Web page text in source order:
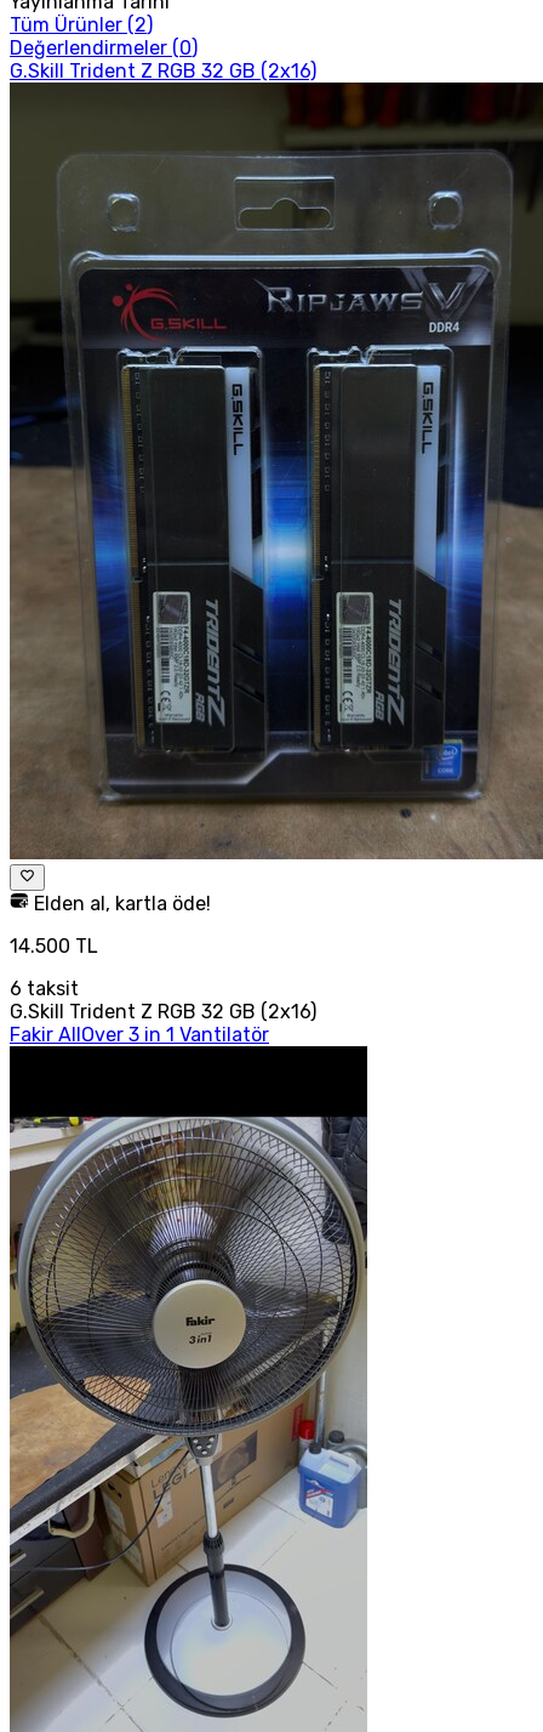
Tüm Ürünler (2)
Değerlendirmeler (0)
G.Skill Trident Z RGB 32 GB (2x16)
Elden al, kartla öde!
14.500 TL
6 taksit
G.Skill Trident Z RGB 32 GB (2x16)
Fakir AllOver 3 in 1 Vantilatör